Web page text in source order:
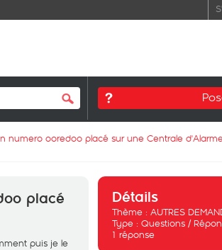
numero ooredoo placé sur une Centrale d'Alarme
placé
puis je le
Détails
Thème : AUTRES
Type : Questions /
1 réponse